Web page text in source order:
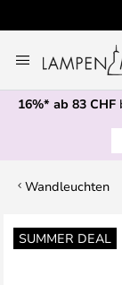
Inhalt
springen
16%* ab 83 CHF
Wandleuchten
SUMMER DEAL
Zum
Ende